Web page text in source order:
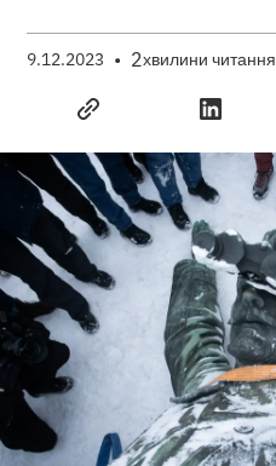
9.12.2023 • 2хвилини читання